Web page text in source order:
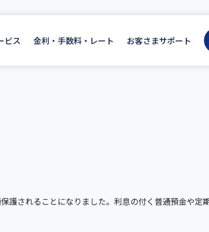
ビス 金利・手数料・レート お客さまサポート
されることになりました。利息の付く普通預金や定